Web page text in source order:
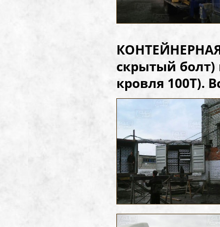
скрытый
кровля 100Т).